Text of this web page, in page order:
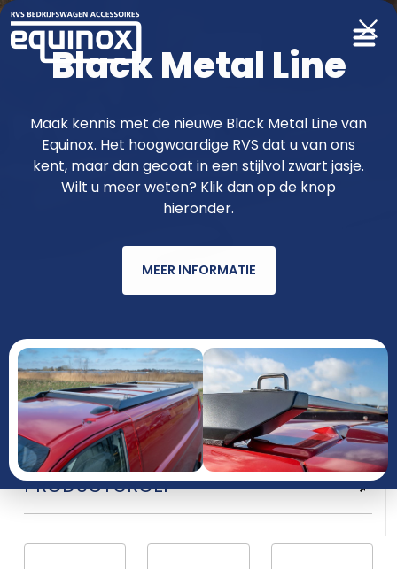
Producten
functioneler & fraaier met RVS van
Equinox
MODEL
JAAR
PRODUCTGROEP
Black Metal Line
Maak kennis met de nieuwe Black Metal Line van
Equinox. Het hoogwaardige RVS dat u van ons
kent, maar dan gecoat in een stijlvol zwart jasje.
Wilt u meer weten? Klik dan op de knop
hieronder.
MEER INFORMATIE